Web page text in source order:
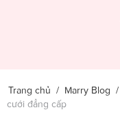
Trang chủ / Marry Blog /
cưới đẳng cấp